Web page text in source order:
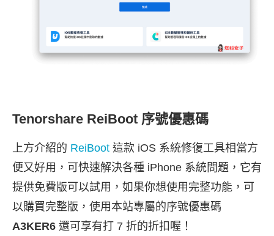
Tenorshare ReiBoot 序號優惠碼
上方介紹的 ReiBoot 這款 iOS 系統修復工具相當方
便又好用，可快速解決各種 iPhone 系統問題，它有
提供免費版可以試用，如果你想使用完整功能，可
以購買完整版，使用本站專屬的序號優惠碼
A3KER6 還可享有打 7 折的折扣喔！